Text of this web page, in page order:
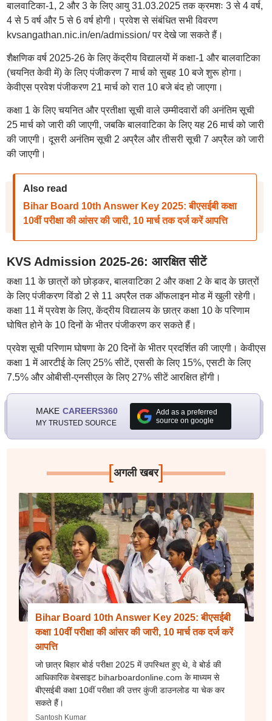
बालवाटिका-1, 2 और 3 के लिए आयु 31.03.2025 तक क्रमशः 3 से 4 वर्ष,
4 से 5 वर्ष और 5 से 6 वर्ष होगी। प्रवेश से संबंधित सभी विवरण
kvsangathan.nic.in/en/admission/ पर देखे जा सकते हैं।
शैक्षणिक वर्ष 2025-26 के लिए केंद्रीय विद्यालयों में कक्षा-1 और बालवाटिका
(चयनित केवी में) के लिए पंजीकरण 7 मार्च को सुबह 10 बजे शुरू होगा।
केवीएस प्रवेश पंजीकरण 21 मार्च को रात 10 बजे बंद हो जाएगा।
कक्षा 1 के लिए चयनित और प्रतीक्षा सूची वाले उम्मीदवारों की अनंतिम सूची
25 मार्च को जारी की जाएगी, जबकि बालवाटिका के लिए यह 26 मार्च को जारी
की जाएगी। दूसरी अनंतिम सूची 2 अप्रैल और तीसरी सूची 7 अप्रैल को जारी
की जाएगी।
Also read
Bihar Board 10th Answer Key 2025: बीएसईबी कक्षा
10वीं परीक्षा की आंसर की जारी, 10 मार्च तक दर्ज करें आपत्ति
KVS Admission 2025-26: आरक्षित सीटें
कक्षा 11 के छात्रों को छोड़कर, बालवाटिका 2 और कक्षा 2 के बाद के छात्रों
के लिए पंजीकरण विंडो 2 से 11 अप्रैल तक ऑफलाइन मोड में खुली रहेगी।
कक्षा 11 में प्रवेश के लिए, केंद्रीय विद्यालय के छात्र कक्षा 10 के परिणाम
घोषित होने के 10 दिनों के भीतर पंजीकरण कर सकते हैं।
प्रवेश सूची परिणाम घोषणा के 20 दिनों के भीतर प्रदर्शित की जाएगी। केवीएस
कक्षा 1 में आरटीई के लिए 25% सीटें, एससी के लिए 15%, एसटी के लिए
7.5% और ओबीसी-एनसीएल के लिए 27% सीटें आरक्षित होंगी।
MAKE CAREERS360
MY TRUSTED SOURCE
Add as a preferred
source on google
[अगली खबर]
Bihar Board 10th Answer Key 2025: बीएसईबी
कक्षा 10वीं परीक्षा की आंसर की जारी, 10 मार्च तक दर्ज करें
आपत्ति
जो छात्र बिहार बोर्ड परीक्षा 2025 में उपस्थित हुए थे, वे बोर्ड की
आधिकारिक वेबसाइट biharboardonline.com के माध्यम से
बीएसईबी कक्षा 10वीं परीक्षा की उत्तर कुंजी डाउनलोड या चेक कर
सकते हैं।
Santosh Kumar